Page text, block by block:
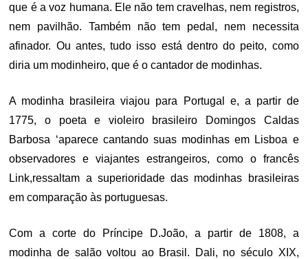
que é a voz humana. Ele não tem cravelhas, nem registros,
nem pavilhão. Também não tem pedal, nem necessita
afinador. Ou antes, tudo isso está dentro do peito, como
diria um modinheiro, que é o cantador de modinhas.
A modinha brasileira viajou para Portugal e, a partir de
1775, o poeta e violeiro brasileiro Domingos Caldas
Barbosa ‘aparece cantando suas modinhas em Lisboa e
observadores e viajantes estrangeiros, como o francês
Link,ressaltam a superioridade das modinhas brasileiras
em comparação às portuguesas.
Com a corte do Príncipe D.João, a partir de 1808, a
modinha de salão voltou ao Brasil. Dali, no século XIX,